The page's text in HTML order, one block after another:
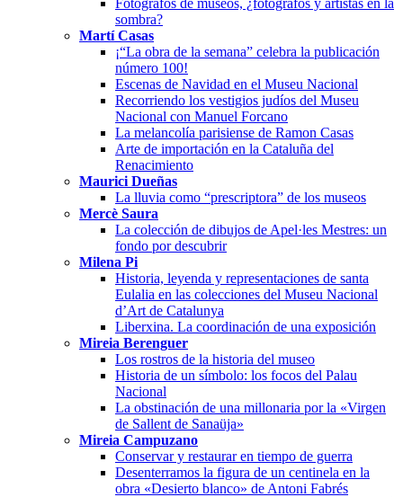
sombra?
Martí Casas
¡“La obra de la semana” celebra la publicación
número 100!
Escenas de Navidad en el Museu Nacional
Recorriendo los vestigios judíos del Museu
Nacional con Manuel Forcano
La melancolía parisiense de Ramon Casas
Arte de importación en la Cataluña del
Renacimiento
Maurici Dueñas
La lluvia como “prescriptora” de los museos
Mercè Saura
La colección de dibujos de Apel·les Mestres: un
fondo por descubrir
Milena Pi
Historia, leyenda y representaciones de santa
Eulalia en las colecciones del Museu Nacional
d’Art de Catalunya
Liberxina. La coordinación de una exposición
Mireia Berenguer
Los rostros de la historia del museo
Historia de un símbolo: los focos del Palau
Nacional
La obstinación de una millonaria por la «Virgen
de Sallent de Sanaüja»
Mireia Campuzano
Conservar y restaurar en tiempo de guerra
Desenterramos la figura de un centinela en la
obra «Desierto blanco» de Antoni Fabrés